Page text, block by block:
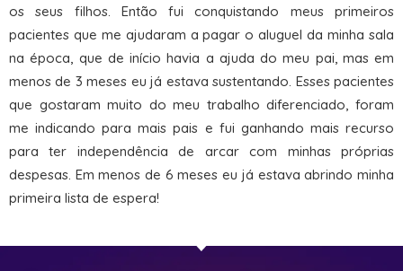
os seus filhos. Então fui conquistando meus primeiros
pacientes que me ajudaram a pagar o aluguel da minha sala
na época, que de início havia a ajuda do meu pai, mas em
menos de 3 meses eu já estava sustentando. Esses pacientes
que gostaram muito do meu trabalho diferenciado, foram
me indicando para mais pais e fui ganhando mais recurso
para ter independência de arcar com minhas próprias
despesas. Em menos de 6 meses eu já estava abrindo minha
primeira lista de espera!